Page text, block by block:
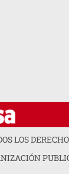
LOS